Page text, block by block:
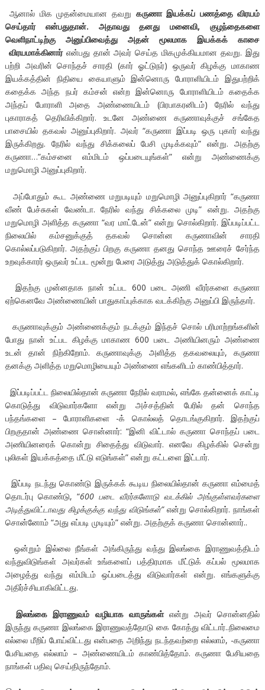
ஆனால் மிக முதன்மையான தவறு கருணா இயக்கப் பணத்தை விரயம்
செய்தார் என்பதுதான். அதாவது தனது மனைவி, குழந்தைகளை
வெளிநாட்டிற்கு அனுப்பிவைத்து அதன் மூலமாக இயக்கக் காசை
விரயமாக்கினார்என்பது தான் அவர் செய்த மிகமுக்கியமான தவறு. இது
பற்றி அவரின் சொந்தச் சாரதி (கார் ஓட்டுநர்) ஒருவர் கிழக்கு மாகாண
இயக்கத்தின் நிதியை கையாளும் இன்னொரு போராளியிடம் இதுபற்றிக்
கதைக்க அந்த நபர் கம்சன் என்ற இன்னொரு போராளியிடம் கதைக்க
அந்தப் போராளி அதை அண்ணையிடம் (பிரபாகரனிடம்) நேரில் வந்து
புகாராகத் தெரிவிக்கிறார். உடனே அண்ணை கருணாவுக்குச் சங்கேத
பாசையில் தகவல் அனுப்புகிறார். அவர் “கருணா இப்படி ஒரு புகார் வந்து
இருக்கிறது. நேரில் வந்து சிக்கலைப் பேசி முடிக்கவும்” என்று. அதற்கு
கருணா…”கம்சனை எம்மிடம் ஒப்படையுங்கள்” என்று அண்ணைக்கு
மறுமொழி அனுப்புகிறார்.
அப்போதும் கூட அண்ணை மறுபடியும் மறுமொழி அனுப்புகிறார் “கருணா
வீண் பேச்சுகள் வேண்டா. நேரில் வந்து சிக்கலை முடி” என்று. அதற்கு
மறுமொழி அளித்த கருணா “வர மாட்டேன்” என்று சொல்கிறார். இப்படிப்பட்ட
நிலையில் கம்சனுக்குத் தகவல் சொன்ன கருணாவின் சாரதி
கொல்லப்படுகிறார். அதற்குப் பிறகு கருணா தனது சொந்த ஊரைச் சேர்ந்த
உறவுக்காரர் ஒருவர் உட்பட மூன்று பேரை அடுத்து அடுத்துக் கொல்கிறார்.
இதற்கு முன்னதாக நான் உட்பட 600 படை அணி வீரர்களை கருணா
ஏற்கெனவே அண்ணையின் பாதுகாப்புக்காக வடக்கிற்கு அனுப்பி இருந்தார்.
கருணாவுக்கும் அண்ணைக்கும் நடக்கும் இந்தச் சொல் பரிமாற்றங்களின்
போது நான் உட்பட கிழக்கு மாகாண 600 படை அணியினரும் அண்ணை
உடன் தான் நிற்கிறோம். கருணாவுக்கு அளித்த தகவலையும், கருணா
தனக்கு அளித்த மறுமொழியையும் அண்ணை எங்களிடம் காண்பித்தார்.
இப்படிப்பட்ட நிலையில்தான் கருணா நேரில் வராமல், எங்கே தன்னைக் காட்டி
கொடுத்து விடுவார்களோ என்று அச்சத்தின் பேரில் தன் சொந்த
பந்தங்களை – போராளிகளை -க் கொல்லத் தொடங்குகிறார். இதற்குப்
பிறகுதான் அண்ணை சொன்னார்: “இனி விட்டால் கருணா சொந்தப் படை
அணியினரைக் கொன்று சிதைத்து விடுவார். எனவே கிழக்கில் சென்று
புலிகள் இயக்கத்தை மீட்டு எடுங்கள்” என்று கட்டளை இட்டார்.
இப்படி நடந்து கொண்டு இருக்கக் கூடிய நிலையில்தான் கருணா எம்மைத்
தொடர்பு கொண்டு, “600 படை வீரர்களோடு வடக்கில் அங்குள்ளவர்களை
அடித்துவிட்டாவது கிழக்குக்கு வந்து விடுங்கள்”என்று சொல்கிறார். நாங்கள்
சொன்னோம் “அது எப்படி முடியும்” என்று. அதற்குக் கருணா சொன்னார்..
ஒன்றும் இல்லை நீங்கள் அங்கிருந்து வந்து இலங்கை இராணுவத்திடம்
வந்துவிடுங்கள் அவர்கள் உங்களைப் பத்திரமாக மீட்டுக் கப்பல் மூலமாக
அழைத்து வந்து எம்மிடம் ஒப்படைத்து விடுவார்கள் என்று. எங்களுக்கு
அதிர்ச்சியாகிவிட்டது.
இலங்கை இராணுவம் வழியாக வாருங்கள்என்று அவர் சொன்னதில்
இருந்து கருணா இலங்கை இராணுவத்தோடு கை கோத்து விட்டார்..நிலைமை
எல்லை மீறிப் போய்விட்டது என்பதை அறிந்து நடந்தவற்றை எல்லாம், -கருணா
பேசியதை எல்லாம் – அண்ணையிடம் காண்பித்தோம். கருணா பேசியதை
நாங்கள் பதிவு செய்திருந்தோம்.